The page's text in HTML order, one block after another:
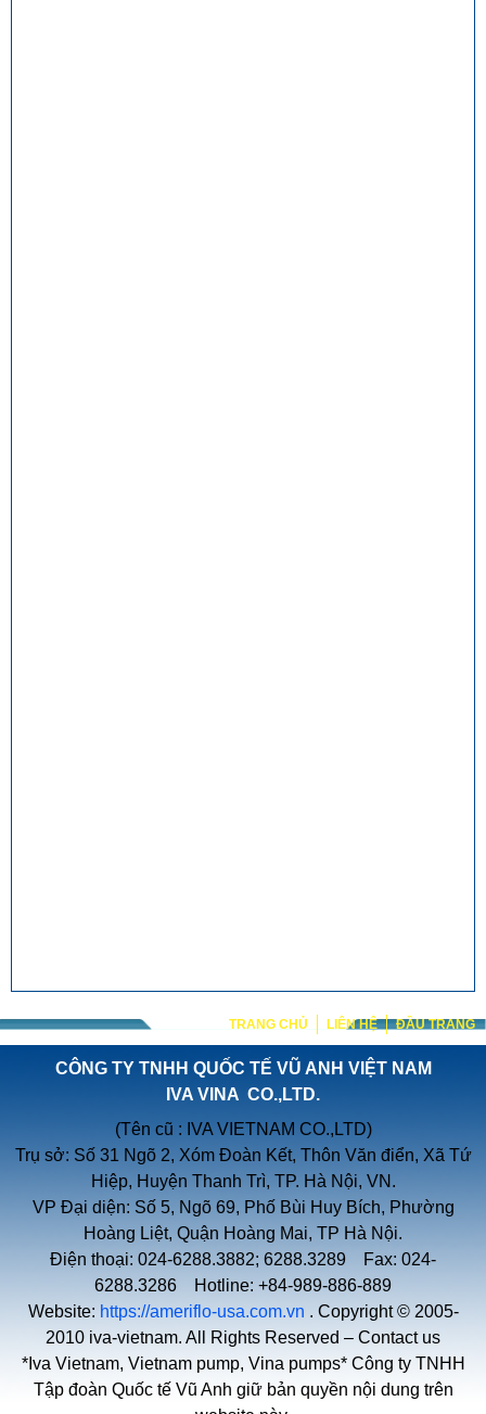
TRANG CHỦ LIÊN HỆ ĐẦU TRANG
CÔNG TY TNHH QUỐC TẾ VŨ ANH VIỆT NAM
IVA VINA CO.,LTD.
(Tên cũ : IVA VIETNAM CO.,LTD)
Trụ sở: Số 31 Ngõ 2, Xóm Đoàn Kết, Thôn Văn điển, Xã Tứ
Hiệp, Huyện Thanh Trì, TP. Hà Nội, VN.
VP Đại diện: Số 5, Ngõ 69, Phố Bùi Huy Bích, Phường
Hoàng Liệt, Quận Hoàng Mai, TP Hà Nội.
Điện thoại: 024-6288.3882; 6288.3289 Fax: 024-
6288.3286 Hotline: +84-989-886-889
Website: https://ameriflo-usa.com.vn . Copyright © 2005-
2010 iva-vietnam. All Rights Reserved – Contact us
*Iva Vietnam, Vietnam pump, Vina pumps* Công ty TNHH
Tập đoàn Quốc tế Vũ Anh giữ bản quyền nội dung trên